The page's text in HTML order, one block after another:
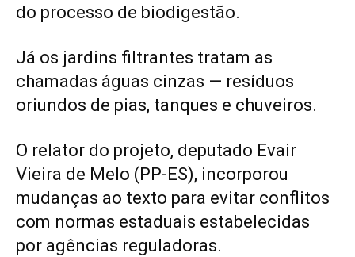
do processo de biodigestão.
Já os jardins filtrantes tratam as
chamadas águas cinzas — resíduos
oriundos de pias, tanques e chuveiros.
O relator do projeto, deputado Evair
Vieira de Melo (PP-ES), incorporou
mudanças ao texto para evitar conflitos
com normas estaduais estabelecidas
por agências reguladoras.